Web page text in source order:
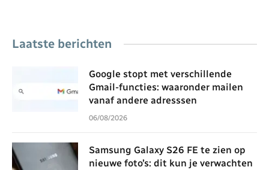
Laatste berichten
Google stopt met verschillende
Gmail-functies: waaronder mailen
vanaf andere adresssen
06/08/2026
Samsung Galaxy S26 FE te zien op
nieuwe foto’s: dit kun je verwachten